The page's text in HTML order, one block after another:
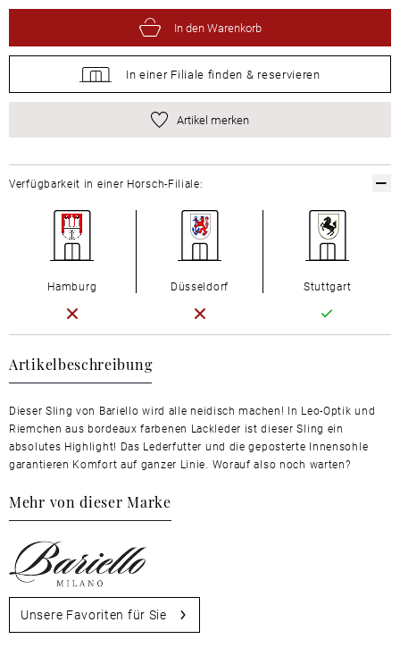
In den Warenkorb
In einer Filiale finden & reservieren
Artikel merken
Artikelbeschreibung
Dieser Sling von Bariello wird alle neidisch machen! In Leo-Optik und
Riemchen aus bordeaux farbenen Lackleder ist dieser Sling ein
absolutes Highlight! Das Lederfutter und die geposterte Innensohle
garantieren Komfort auf ganzer Linie. Worauf also noch warten?
Mehr von dieser Marke
Unsere Favoriten für Sie
Verfügbarkeit in einer Horsch-Filiale:
Hamburg Düsseldorf Stuttgart